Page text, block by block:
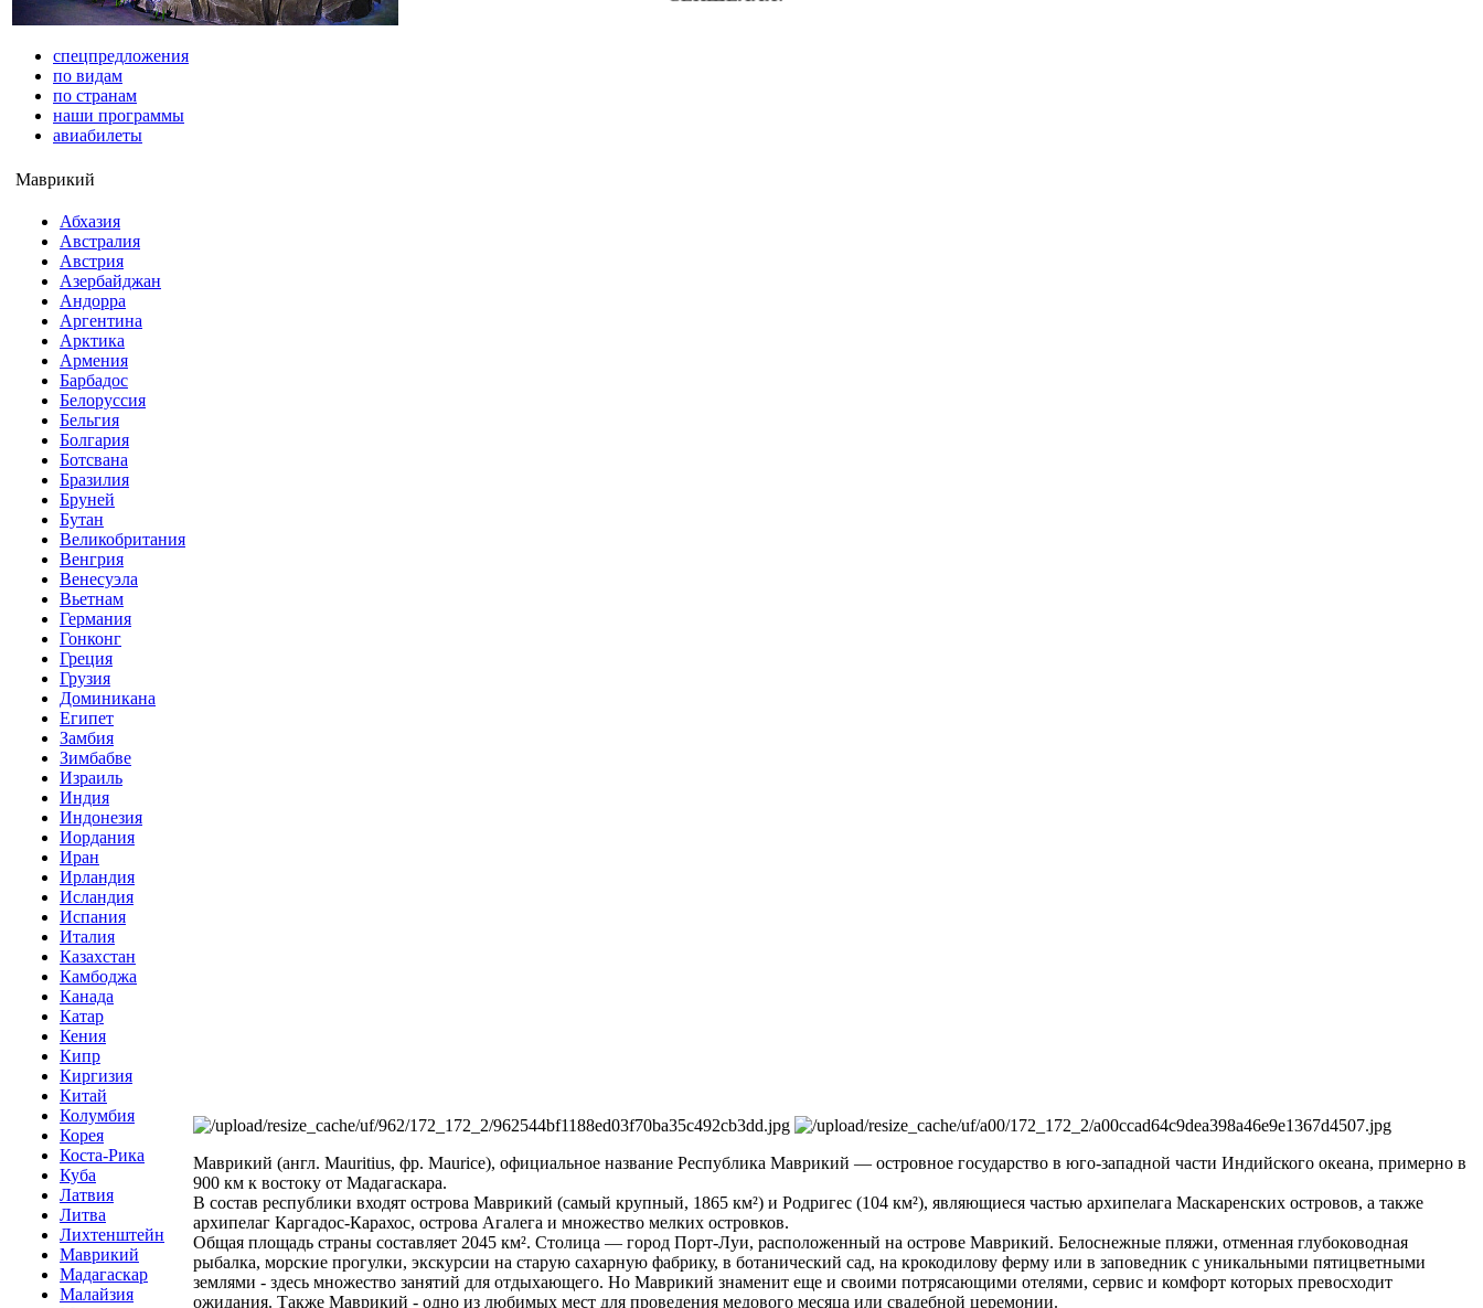
спецпредложения
по видам
по странам
наши программы
авиабилеты
Маврикий
Абхазия
Австралия
Австрия
Азербайджан
Андорра
Аргентина
Арктика
Армения
Барбадос
Белоруссия
Бельгия
Болгария
Ботсвана
Бразилия
Бруней
Бутан
Великобритания
Венгрия
Венесуэла
Вьетнам
Германия
Гонконг
Греция
Грузия
Доминикана
Египет
Замбия
Зимбабве
Израиль
Индия
Индонезия
Иордания
Иран
Ирландия
Исландия
Испания
Италия
Казахстан
Камбоджа
Канада
Катар
Кения
Кипр
Киргизия
Китай
Колумбия
Корея
Коста-Рика
Куба
Латвия
Литва
Лихтенштейн
Маврикий
Мадагаскар
Малайзия
Маврикий (англ. Mauritius, фр. Maurice), официальное название Республика Маврикий — островное государство в юго-западной части Индийского океана, примерно в
900 км к востоку от Мадагаскара.
В состав республики входят острова Маврикий (самый крупный, 1865 км²) и Родригес (104 км²), являющиеся частью архипелага Маскаренских островов, а также
архипелаг Каргадос-Карахос, острова Агалега и множество мелких островков.
Общая площадь страны составляет 2045 км². Столица — город Порт-Луи, расположенный на острове Маврикий. Белоснежные пляжи, отменная глубоководная
рыбалка, морские прогулки, экскурсии на старую сахарную фабрику, в ботанический сад, на крокодилову ферму или в заповедник с уникальными пятицветными
землями - здесь множество занятий для отдыхающего. Но Маврикий знаменит еще и своими потрясающими отелями, сервис и комфорт которых превосходит
ожидания. Также Маврикий - одно из любимых мест для проведения медового месяца или свадебной церемонии.